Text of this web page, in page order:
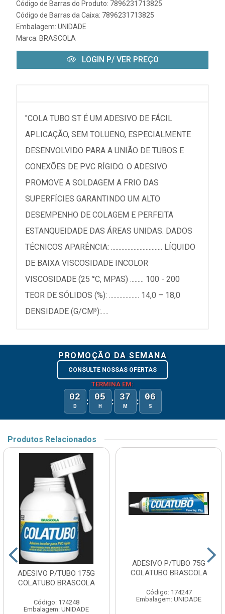
Código de Barras do Produto: 7896231713825
Código de Barras da Caixa: 7896231713825
Embalagem: UNIDADE
Marca: BRASCOLA
LOGIN P/ VER PREÇO
"COLA TUBO ST É UM ADESIVO DE FÁCIL
APLICAÇÃO, SEM TOLUENO, ESPECIALMENTE
DESENVOLVIDO PARA A UNIÃO DE TUBOS E
CONEXÕES DE PVC RÍGIDO. O ADESIVO
PROMOVE A SOLDAGEM A FRIO DAS
SUPERFÍCIES GARANTINDO UM ALTO
DESEMPENHO DE COLAGEM E PERFEITA
ESTANQUEIDADE DAS ÁREAS UNIDAS. DADOS
TÉCNICOS APARÊNCIA: .................................. LÍQUIDO
DE BAIXA VISCOSIDADE INCOLOR
VISCOSIDADE (25 °C, MPAS) ......... 100 - 200
TEOR DE SÓLIDOS (%): .................... 14,0 – 18,0
DENSIDADE (G/CM³):.....
PROMOÇÃO DA SEMANA
CONSULTE NOSSAS OFERTAS
TERMINA EM:
02
D : 05
H : 37
M : 05
S
Produtos Relacionados
ADESIVO P/TUBO 175G
COLATUBO BRASCOLA
Código: 174248
Embalagem: UNIDADE
ADESIVO P/TUBO 75G
COLATUBO BRASCOLA
Código: 174247
Embalagem: UNIDADE